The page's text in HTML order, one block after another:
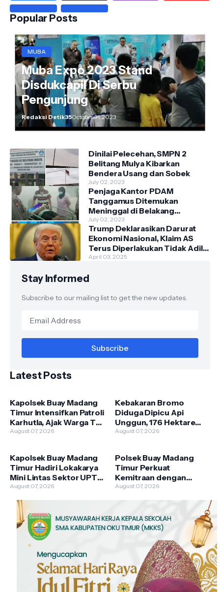
Popular Posts
MUBA
Muba Expo 2023 Stand
Disdukcapil Di Serbu
Pengunjung
Redaksi Detik35October 31, 2023
Dinilai Pelecehan, SMPN 2
Belitang Mulya Kibarkan
Bendera Usang dan Sobek
July 02, 2023
Penjaga Kantor PDAM
Tanggamus Ditemukan
Meninggal di Belakang
Kantornya.
July 02, 2023
Trump Deklarasikan Darurat
Ekonomi Nasional, Klaim AS
Terus Diperlakukan Tidak Adil
oleh Negara Asing"
April 03, 2025
Stay Informed
Subscribe to our mailing list to get the new updates.
Latest Posts
Kapolsek Buay Madang
Timur Intensifkan Patroli
Karhutla, Ajak Warga Tak
Membakar Hutan dan
August 07, 2026
Kebakaran Bromo
Diduga Dipicu Api
Unggun, 176 Hektare
Lahan TNBTS Terbakar
August 07, 2026
Kapolsek Buay Madang
Timur Hadiri Lokakarya
Mini Lintas Sektor UPTD
Puskesmas
August 07, 2026
Polsek Buay Madang
Timur Perkuat
Kemitraan dengan
Warga Lewat Giat
August 07, 2026